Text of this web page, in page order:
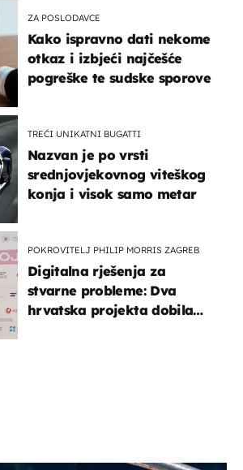
ZA POSLODAVCE
Kako ispravno dati nekome
otkaz i izbjeći najčešće
pogreške te sudske sporove
TREĆI UNIKATNI BUGATTI
Nazvan je po vrsti
srednjovjekovnog viteškog
konja i visok samo metar
POKROVITELJ PHILIP MORRIS ZAGREB
Digitalna rješenja za
stvarne probleme: Dva
hrvatska projekta dobila